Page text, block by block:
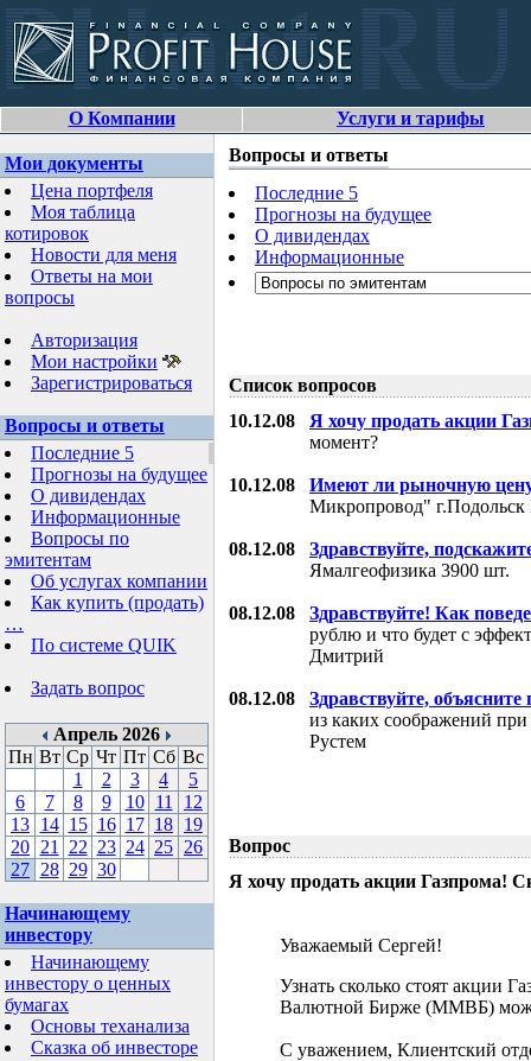
О Компании Услуги и тарифы
Мои документы
Цена портфеля
Моя таблица
котировок
Новости для меня
Ответы на мои
вопросы
Авторизация
Мои настройки
Зарегистрироваться
Вопросы и ответы
Последние 5
Прогнозы на будущее
О дивидендах
Информационные
Вопросы по
эмитентам
Об услугах компании
Как купить (продать)
…
По системе QUIK
Задать вопрос
Апрель 2026
Пн Вт Ср Чт Пт Сб Вс
1
2 3 4
5
6
7 8 9 10 11
12
13 14 15 16 17 18 19
20 21 22 23 24 25 26
27 28 29 30
Начинающему
инвестору
Начинающему
инвестору о ценных
бумагах
Основы теханализа
Сказка об инвесторе
Вопросы и ответы
Последние 5
Прогнозы на будущее
О дивидендах
Информационные
Список вопросов
10.12.08 Я хочу продать акции
момент?
10.12.08
Имеют ли рыночную
Микропровод"
08.12.08
Здравствуйте,
Ямалгеофизика 3900 шт.
08.12.08
Здравствуйте! Как
рублю и что будет с
Дмитрий
08.12.08
Здравствуйте, объясните
из каких соображений
Рустем
Вопрос
Я хочу продать акции Газпрома!
Уважаемый Сергей!
Узнать сколько стоят акции
Валютной Бирже (ММВБ)
С уважением, Клиентский